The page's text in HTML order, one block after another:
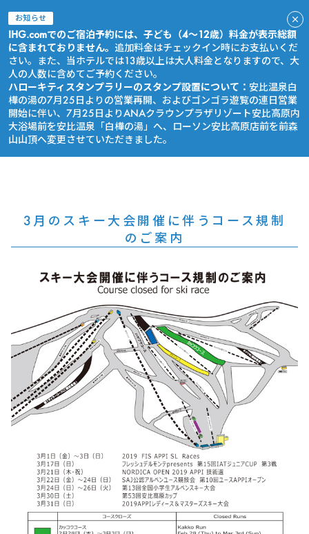
お知らせ
IHG.comでのご宿泊予約には、子ども（4～12歳）料金が表示総額
に含まれておりません。 追加料金はチェックイン時にお支払いくだ
さい。また、当ホテルでは13歳以上は大人料金となりますので、大
人の人数に含めてご予約ください。
ハローキティスタンプラリーのスタンプ設置について： 安比温泉白
樺の湯の7月25日よりの営業再開、およびゴンゴラ遊覧の連日営業
開始に伴い、7月25日よりANAクラウンプラザリゾート安比高原内
大浴場前を安比温泉「白樺の湯」へ、ローソン安比高原店前を前森
山山頂へ変更させていただきました。
3月のスキー大会開催に伴うコース規制
のご案内